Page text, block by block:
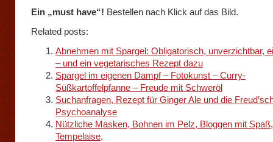
Ein „must have“! Bestellen nach Klick auf das Bild.
Related posts:
Abnehmen mit Spargel: Obligatorisch, unverzichtbar,
– und ein vegetarisches Rezept dazu
Spargel im eigenen Dampf – Fotokunst – Curry-
Süßkartoffelpfanne – Freude mit Schweröl
Suchanfragen, Rezept für Ginger Ale und die
Psychoanalyse
Nützliche Masken, Bohnen im Pelz, Bloggen mit
Tempelaise,